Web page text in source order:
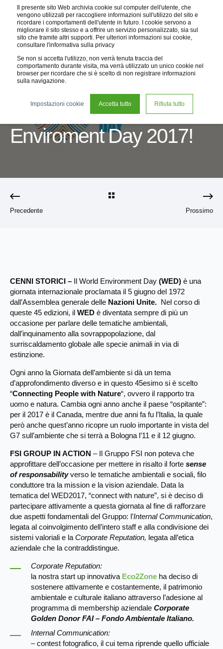
Il presente sito Web archivia cookie sul computer dell'utente, che
vengono utilizzati per raccogliere informazioni sull'utilizzo del sito e
ricordare i comportamenti dell'utente in futuro. I cookie servono a
migliorare il sito stesso e a offrire un servizio personalizzato, sia sul
sito che tramite altri supporti. Per ulteriori informazioni sui cookie,
consultare l'informativa sulla privacy
Se non si accetta l'utilizzo, non verrà tenuta traccia del
comportamento durante visita, ma verrà utilizzato un unico cookie nel
browser per ricordare che si è scelto di non registrare informazioni
sulla navigazione.
Impostazioni cookie Accetta tutto Rifiuta tutto
Happy World
Enviroment Day 2017!
Precedente Prossimo
CENNI STORICI – Il World Environment Day (WED) è una
giornata internazionale proclamata il 5 giugno del 1972
dall’Assemblea generale delle Nazioni Unite. Nel corso di
queste 45 edizioni, il WED è diventata sempre di più un
occasione per parlare delle tematiche ambientali,
dall’inquinamento alla sovrappopolazione, dal
surriscaldamento globale alle specie animali in via di
estinzione.
Ogni anno la Giornata dell’ambiente si dà un tema
d’approfondimento diverso e in questo 45esimo si è scelto
“Connecting People with Nature“, ovvero il rapporto tra
uomo e natura. Cambia ogni anno anche il paese “ospitante”:
per il 2017 è il Canada, mentre due anni fa fu l’Italia, la quale
però anche quest’anno ricopre un ruolo importante in vista del
G7 sull’ambiente che si terrà a Bologna l’11 e il 12 giugno.
FSI GROUP IN ACTION – Il Gruppo FSI non poteva che
approfittare dell’occasione per mettere in risalto il forte sense
of responsabilityverso le tematiche ambientali e sociali, filo
conduttore tra la mission e la vision aziendale. Data la
tematica del WED2017, “connect with nature”, si è deciso di
partecipare attivamente a questa giornata al fine di rafforzare
due aspetti fondamentali del Gruppo: l’Internal Communication,
legata al coinvolgimento dell’intero staff e alla condivisione dei
sistemi valoriali e la Corporate Reputation, legata all’etica
aziendale che la contraddistingue.
Corporate Reputation:
la nostra start up innovativa Eco2Zone ha deciso di
sostenere attivamente e costantemente, il patrimonio
ambientale e culturale italiano attraverso l’adesione al
programma di membership aziendale Corporate
Golden Donor FAI – Fondo Ambientale Italiano.
Internal Communication:
– contest fotografico, il cui tema riprende quello ufficiale